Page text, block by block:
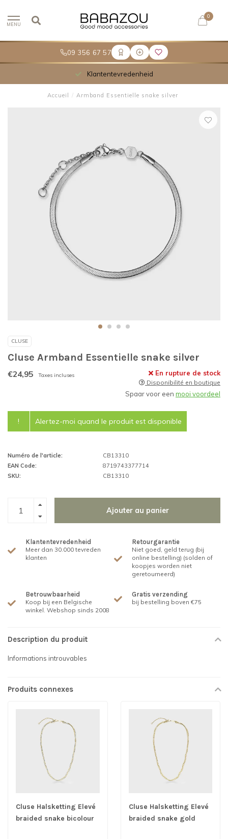
09 356 67 57
MENU
0
Klantentevredenheid
Accueil / Armband Essentielle snake silver
CLUSE
Cluse Armband Essentielle snake silver
€24,95 Taxes incluses En rupture de stock
Disponibilité en boutique
Spaar voor een mooi voordeel
! Alertez-moi quand le produit est disponible
Numéro de l'article:
CB13310
EAN Code:
8719743377714
SKU:
CB13310
Ajouter au panier
Klantentevredenheid
Meer dan 30.000 tevreden
klanten
Retourgarantie
Niet goed, geld terug (bij
online bestelling) (solden of
koopjes worden niet
geretourneerd)
Betrouwbaarheid
Koop bij een Belgische
winkel. Webshop sinds 2008
Gratis verzending
bij bestelling boven €75
Description du produit
Informations introuvables
Produits connexes
Cluse Halsketting Elevé
braided snake bicolour
Cluse Halsketting Elevé
braided snake gold